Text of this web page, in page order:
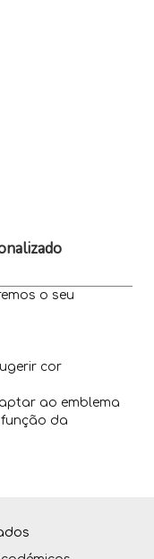
o seu
cor
ao emblema
da